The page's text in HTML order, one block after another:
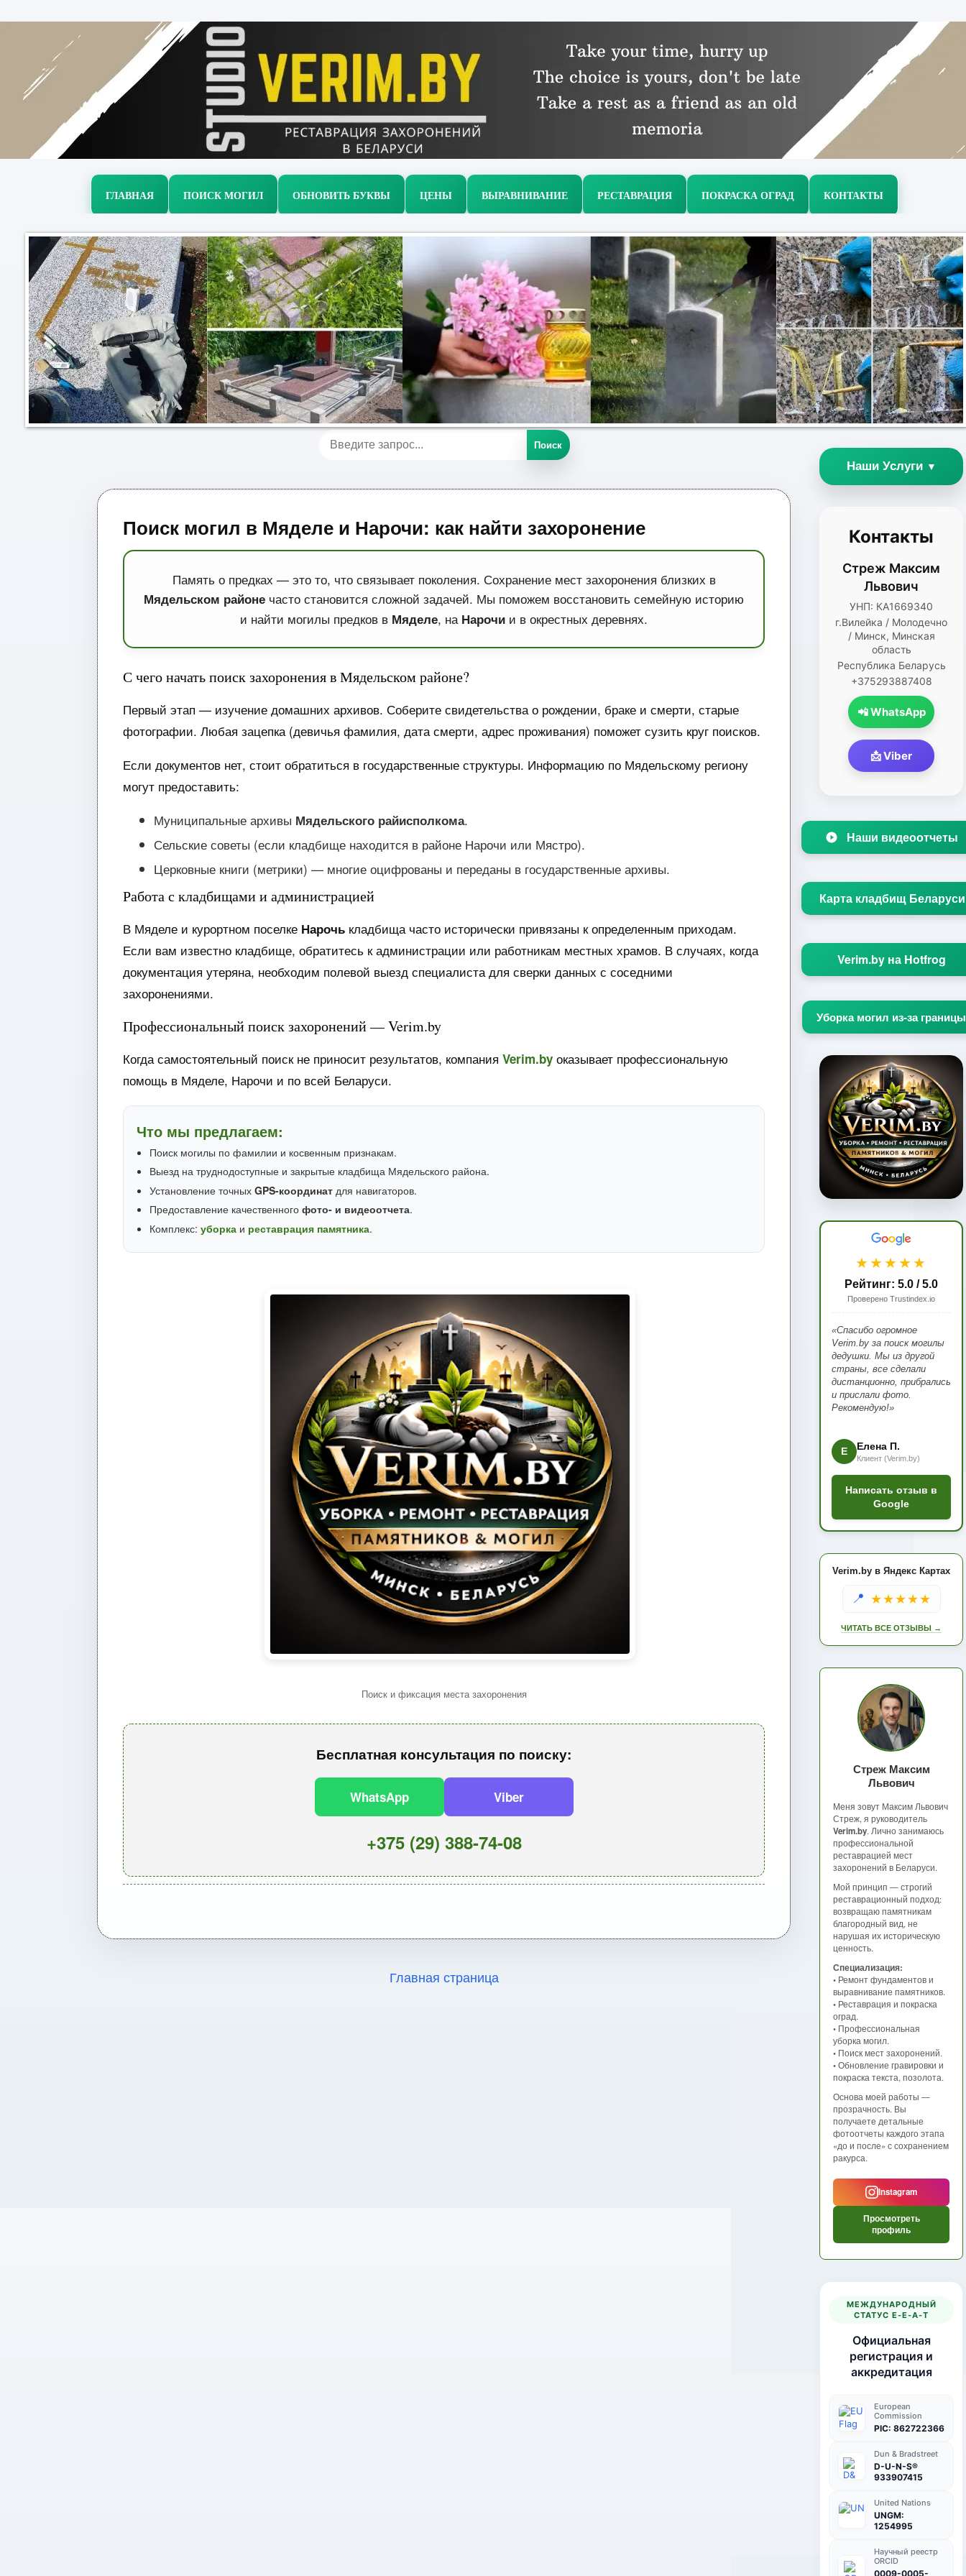
ГЛАВНАЯ ПОИСК МОГИЛ ОБНОВИТЬ БУКВЫ ЦЕНЫ ВЫРАВНИВАНИЕ РЕСТАВРАЦИЯ ПОКРАСКА ОГРАД КОНТАКТЫ
Поиск
Поиск могил в Мяделе и Нарочи: как найти захоронение
Память о предках — это то, что связывает поколения. Сохранение мест захоронения близких в
Мядельском районе часто становится сложной задачей. Мы поможем восстановить семейную историю
и найти могилы предков в Мяделе, на Нарочи и в окрестных деревнях.
С чего начать поиск захоронения в Мядельском районе?
Первый этап — изучение домашних архивов. Соберите свидетельства о рождении, браке и смерти, старые
фотографии. Любая зацепка (девичья фамилия, дата смерти, адрес проживания) поможет сузить круг поисков.
Если документов нет, стоит обратиться в государственные структуры. Информацию по Мядельскому региону
могут предоставить:
Муниципальные архивы Мядельского райисполкома.
Сельские советы (если кладбище находится в районе Нарочи или Мястро).
Церковные книги (метрики) — многие оцифрованы и переданы в государственные архивы.
Работа с кладбищами и администрацией
В Мяделе и курортном поселке Нарочь кладбища часто исторически привязаны к определенным приходам.
Если вам известно кладбище, обратитесь к администрации или работникам местных храмов. В случаях, когда
документация утеряна, необходим полевой выезд специалиста для сверки данных с соседними
захоронениями.
Профессиональный поиск захоронений — Verim.by
Когда самостоятельный поиск не приносит результатов, компания Verim.by оказывает профессиональную
помощь в Мяделе, Нарочи и по всей Беларуси.
Что мы предлагаем:
Поиск могилы по фамилии и косвенным признакам.
Выезд на труднодоступные и закрытые кладбища Мядельского района.
Установление точных GPS-координат для навигаторов.
Предоставление качественного фото- и видеоотчета.
Комплекс: уборка и реставрация памятника.
Поиск и фиксация места захоронения
Бесплатная консультация по поиску:
WhatsApp Viber
+375 (29) 388-74-08
Главная страница
Наши Услуги ▼
Контакты
Стреж Максим
Львович
УНП: КА1669340
г.Вилейка / Молодечно
/ Минск, Минская
область
Республика Беларусь
+375293887408
📲 WhatsApp
📩 Viber
Наши видеоотчеты
Карта кладбищ Беларуси
Verim.by на Hotfrog
Уборка могил из-за границы
★★★★★
Рейтинг: 5.0 / 5.0
Проверено Trustindex.io
«Спасибо огромное
Verim.by за поиск могилы
дедушки. Мы из другой
страны, все сделали
дистанционно, прибрались
и прислали фото.
Рекомендую!»
Е Елена П.
Клиент (Verim.by)
Написать отзыв в
Google
Verim.by в Яндекс Картах
📍 ★★★★★
ЧИТАТЬ ВСЕ ОТЗЫВЫ →
Стреж Максим
Львович
Меня зовут Максим Львович
Стреж, я руководитель
Verim.by. Лично занимаюсь
профессиональной
реставрацией мест
захоронений в Беларуси.
Мой принцип — строгий
реставрационный подход:
возвращаю памятникам
благородный вид, не
нарушая их историческую
ценность.
Специализация:
• Ремонт фундаментов и
выравнивание памятников.
• Реставрация и покраска
оград.
• Профессиональная
уборка могил.
• Поиск мест захоронений.
• Обновление гравировки и
покраска текста, позолота.
Основа моей работы —
прозрачность. Вы
получаете детальные
фотоотчеты каждого этапа
«до и после» с сохранением
ракурса.
Instagram
Просмотреть
профиль
МЕЖДУНАРОДНЫЙ
СТАТУС E-E-A-T
Официальная
регистрация и
аккредитация
European
Commission
PIC: 862722366
Dun & Bradstreet
D-U-N-S®
933907415
United Nations
UNGM:
1254995
Научный реестр
ORCID
0009-0005-